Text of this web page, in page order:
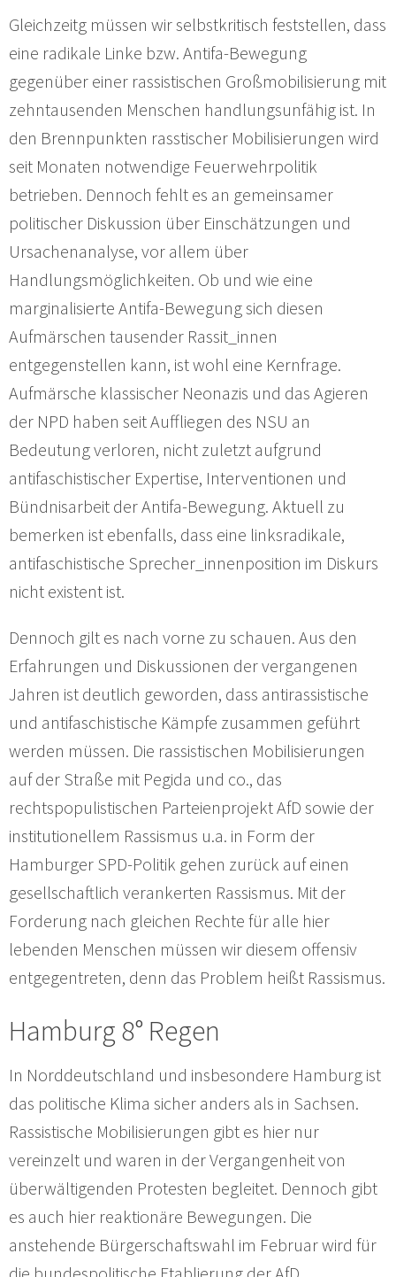
Gleichzeitg müssen wir selbstkritisch feststellen, dass
eine radikale Linke bzw. Antifa-Bewegung
gegenüber einer rassistischen Großmobilisierung mit
zehntausenden Menschen handlungsunfähig ist. In
den Brennpunkten rasstischer Mobilisierungen wird
seit Monaten notwendige Feuerwehrpolitik
betrieben. Dennoch fehlt es an gemeinsamer
politischer Diskussion über Einschätzungen und
Ursachenanalyse, vor allem über
Handlungsmöglichkeiten. Ob und wie eine
marginalisierte Antifa-Bewegung sich diesen
Aufmärschen tausender Rassit_innen
entgegenstellen kann, ist wohl eine Kernfrage.
Aufmärsche klassischer Neonazis und das Agieren
der NPD haben seit Auffliegen des NSU an
Bedeutung verloren, nicht zuletzt aufgrund
antifaschistischer Expertise, Interventionen und
Bündnisarbeit der Antifa-Bewegung. Aktuell zu
bemerken ist ebenfalls, dass eine linksradikale,
antifaschistische Sprecher_innenposition im Diskurs
nicht existent ist.
Dennoch gilt es nach vorne zu schauen. Aus den
Erfahrungen und Diskussionen der vergangenen
Jahren ist deutlich geworden, dass antirassistische
und antifaschistische Kämpfe zusammen geführt
werden müssen. Die rassistischen Mobilisierungen
auf der Straße mit Pegida und co., das
rechtspopulistischen Parteienprojekt AfD sowie der
institutionellem Rassismus u.a. in Form der
Hamburger SPD-Politik gehen zurück auf einen
gesellschaftlich verankerten Rassismus. Mit der
Forderung nach gleichen Rechte für alle hier
lebenden Menschen müssen wir diesem offensiv
entgegentreten, denn das Problem heißt Rassismus.
Hamburg 8° Regen
In Norddeutschland und insbesondere Hamburg ist
das politische Klima sicher anders als in Sachsen.
Rassistische Mobilisierungen gibt es hier nur
vereinzelt und waren in der Vergangenheit von
überwältigenden Protesten begleitet. Dennoch gibt
es auch hier reaktionäre Bewegungen. Die
anstehende Bürgerschaftswahl im Februar wird für